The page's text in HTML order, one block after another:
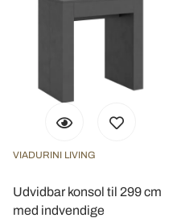
VIADURINI LIVING
Udvidbar konsol til 299 cm
med indvendige